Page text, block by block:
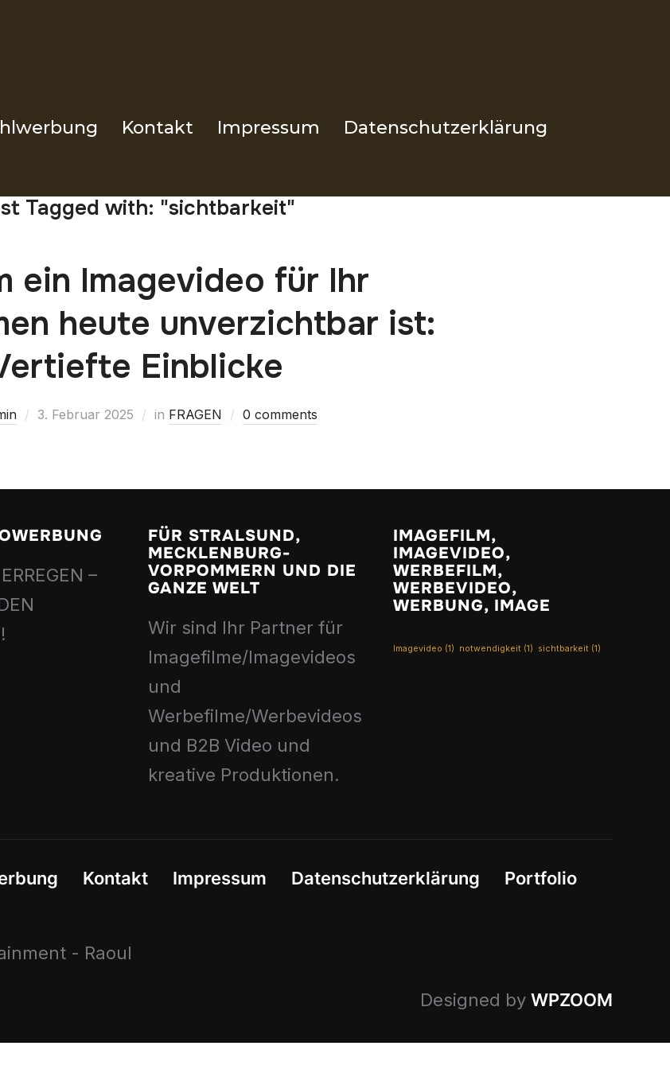
Kontakt Impressum
Datenschutzerklärung
Tagged with: "sichtbarkeit"
ein Imagevideo für Ihr
heute unverzichtbar ist:
Einblicke
3. Februar 2025 in FRAGEN 0 comments
–
FÜR STRALSUND,
MECKLENBURG-
VORPOMMERN UND DIE
GANZE WELT
Wir sind Ihr Partner für
Imagefilme/Imagevideos
und
Werbefilme/Werbevideos
und B2B Video und
kreative Produktionen.
IMAGEFILM,
IMAGEVIDEO,
WERBEFILM,
WERBEVIDEO,
WERBUNG, IMAGE
Imagevideo (1) notwendigkeit(1) sichtbarkeit(1)
Kontakt Impressum Datenschutzerklärung
Portfolio
- Raoul
Designed by WPZOOM